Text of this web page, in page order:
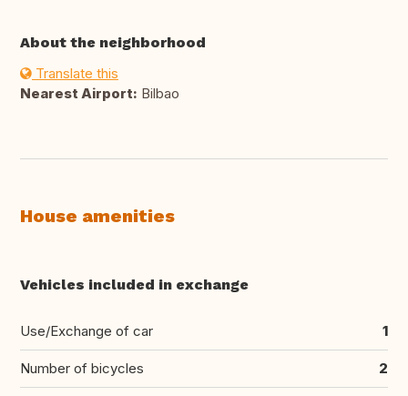
About the neighborhood
Translate this
Nearest Airport: Bilbao
House amenities
Vehicles included in exchange
Use/Exchange of car 1
Number of bicycles 2